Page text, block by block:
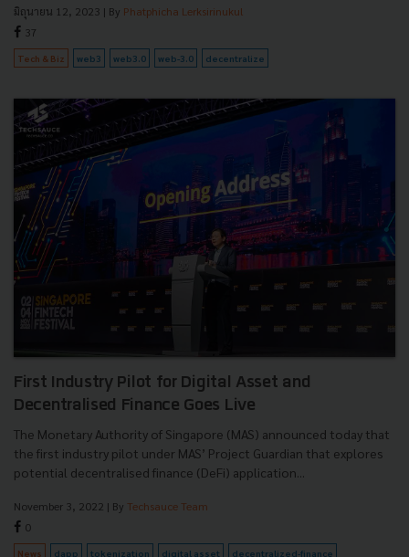
มิถุนายน 12, 2023 | By Phatphicha Lerksirinukul
37
Tech & Biz web3 web3.0 web-3.0 decentralize
First Industry Pilot for Digital Asset and
Decentralised Finance Goes Live
The Monetary Authority of Singapore (MAS) announced today that
the first industry pilot under MAS’ Project Guardian that explores
potential decentralised finance (DeFi) application...
November 3, 2022 | By Techsauce Team
0
News dapp tokenization digital asset decentralized-finance